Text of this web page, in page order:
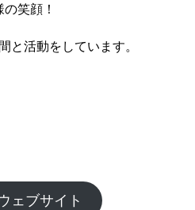
笑顔！
と活動をしています。
ェブサイト